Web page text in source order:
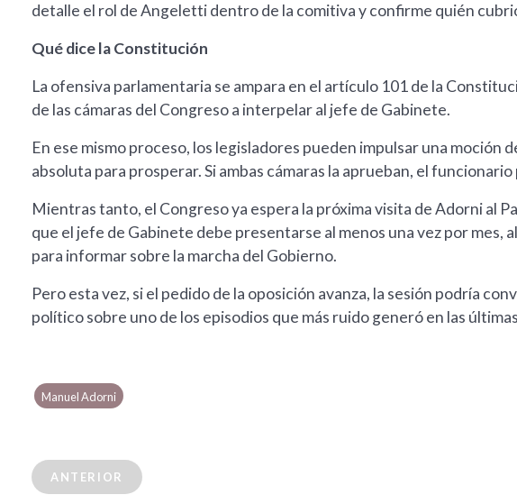
detalle el rol de Angeletti dentro de la comitiva y confirme quién
Qué dice la Constitución
La ofensiva parlamentaria se ampara en el artículo 101 de la
de las cámaras del Congreso a interpelar al jefe de Gabinete.
En ese mismo proceso, los legisladores pueden impulsar una moción
absoluta para prosperar. Si ambas cámaras la aprueban, el
Mientras tanto, el Congreso ya espera la próxima visita de Adorni al
que el jefe de Gabinete debe presentarse al menos una vez por mes,
para informar sobre la marcha del Gobierno.
Pero esta vez, si el pedido de la oposición avanza, la sesión podría
político sobre uno de los episodios que más ruido generó en las
Manuel Adorni
ANTERIOR